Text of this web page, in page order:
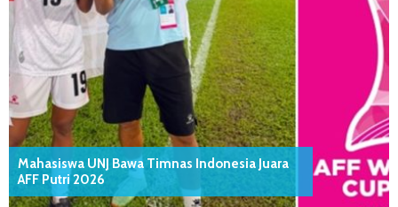
Mahasiswa UNJ Bawa Timnas Indonesia Juara
AFF Putri 2026